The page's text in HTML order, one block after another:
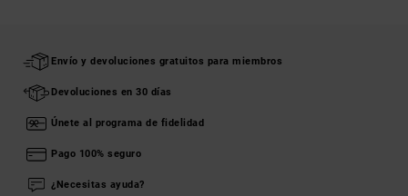
Envío y devoluciones gratuitos para miembros
Devoluciones en 30 días
Únete al programa de fidelidad
Pago 100% seguro
¿Necesitas ayuda?